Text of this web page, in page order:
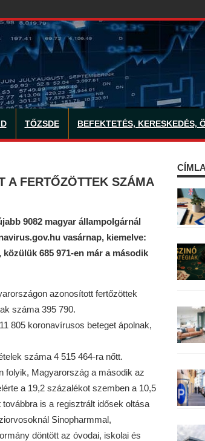
TŐZSDE BEFEKTETÉS, KERESKEDÉS,
A FERTŐZÖTTEK SZÁMA
9082 magyar állampolgárnál
vasárnap, kiemelve:
685 971-en már a második
azonosított fertőzöttek
száma 395 790.
805 koronavírusos beteget ápolnak,
száma 4 515 464-ra nőtt.
folyik, Magyarország a második az
a 19,2 százalékot szemben a 10,5
is a regisztrált idősek oltása
Sinopharmmal,
döntött az óvodai, iskolai és